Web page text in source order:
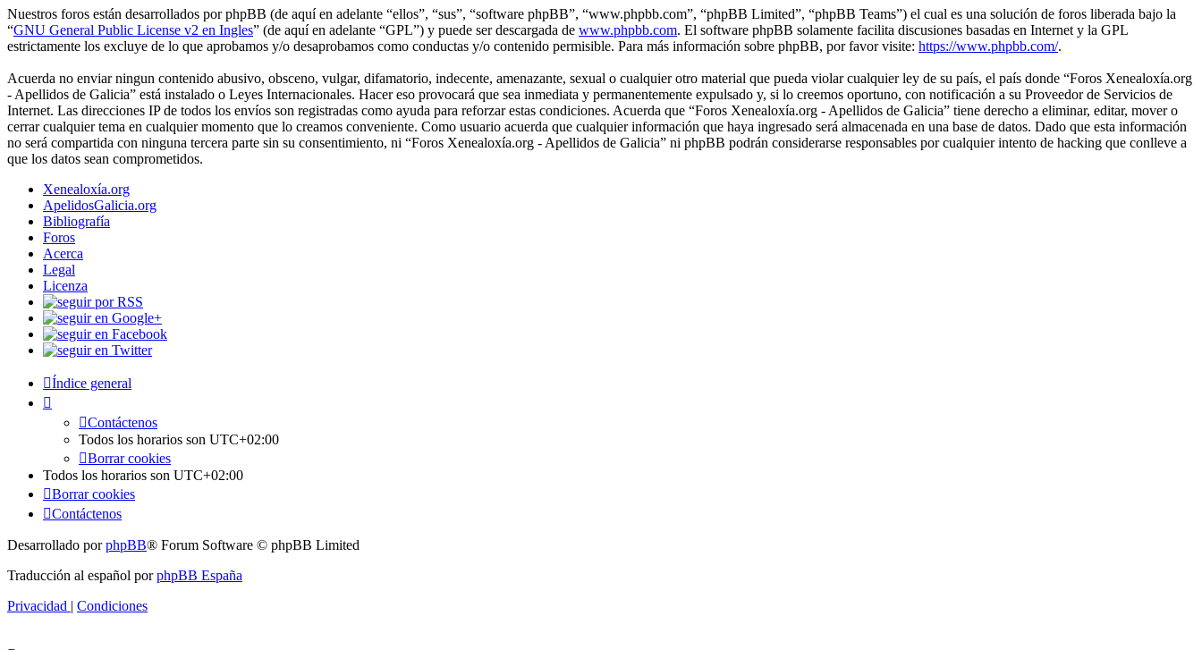
Nuestros foros están desarrollados por phpBB (de aquí en adelante “ellos”, “sus”, “software phpBB”, “www.phpbb.com”, “phpBB Limited”, “phpBB Teams”) el cual es una solución de foros liberada bajo la
“GNU General Public License v2 en Ingles” (de aquí en adelante “GPL”) y puede ser descargada de www.phpbb.com. El software phpBB solamente facilita discusiones basadas en Internet y la GPL
estrictamente los excluye de lo que aprobamos y/o desaprobamos como conductas y/o contenido permisible. Para más información sobre phpBB, por favor visite: https://www.phpbb.com/.
Acuerda no enviar ningun contenido abusivo, obsceno, vulgar, difamatorio, indecente, amenazante, sexual o cualquier otro material que pueda violar cualquier ley de su país, el país donde “Foros Xenealoxía.org
- Apellidos de Galicia” está instalado o Leyes Internacionales. Hacer eso provocará que sea inmediata y permanentemente expulsado y, si lo creemos oportuno, con notificación a su Proveedor de Servicios de
Internet. Las direcciones IP de todos los envíos son registradas como ayuda para reforzar estas condiciones. Acuerda que “Foros Xenealoxía.org - Apellidos de Galicia” tiene derecho a eliminar, editar, mover o
cerrar cualquier tema en cualquier momento que lo creamos conveniente. Como usuario acuerda que cualquier información que haya ingresado será almacenada en una base de datos. Dado que esta información
no será compartida con ninguna tercera parte sin su consentimiento, ni “Foros Xenealoxía.org - Apellidos de Galicia” ni phpBB podrán considerarse responsables por cualquier intento de hacking que conlleve a
que los datos sean comprometidos.
Xenealoxía.org
ApelidosGalicia.org
Bibliografía
Foros
Acerca
Legal
Licenza
Índice general
Contáctenos
Todos los horarios son UTC+02:00
Borrar cookies
Todos los horarios son UTC+02:00
Borrar cookies
Contáctenos
Desarrollado porphpBB® Forum Software © phpBB Limited
Traducción al español porphpBB España
Privacidad | Condiciones